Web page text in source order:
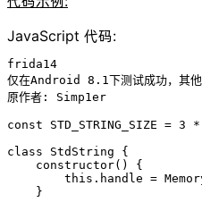
JavaScript 代码:
frida14
仅在Android 8.1下测试成功，其他
原作者: Simp1er
const STD_STRING_SIZE =
class StdString {
    constructor() {
this.handle =
    }